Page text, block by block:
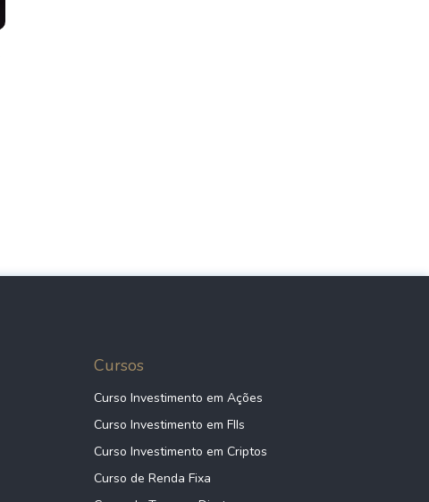
Cursos
Curso Investimento em Ações
Curso Investimento em FIIs
Curso Investimento em Criptos
Curso de Renda Fixa